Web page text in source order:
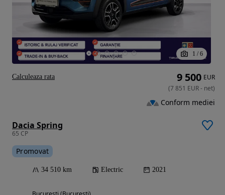
1 / 6
Dacia Spring
65 CP
Promovat
34 510 km Electric 2021
9 500 EUR
(7 851 EUR- net)
Conform mediei
Calculeaza rata